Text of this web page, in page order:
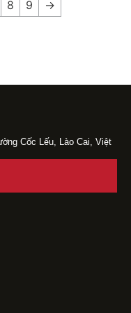
8 9 →
Cốc Lếu, Lào Cai, Việt